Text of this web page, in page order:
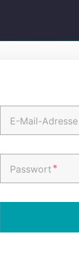
E-Mail-Adresse
Passwort *